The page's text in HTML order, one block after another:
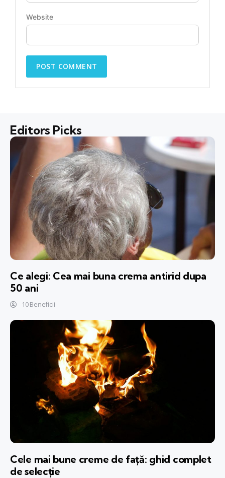
Website
Editors Picks
Ce alegi: Cea mai buna crema antirid dupa
50 ani
10 Beneficii
Cele mai bune creme de față: ghid complet
de selecție